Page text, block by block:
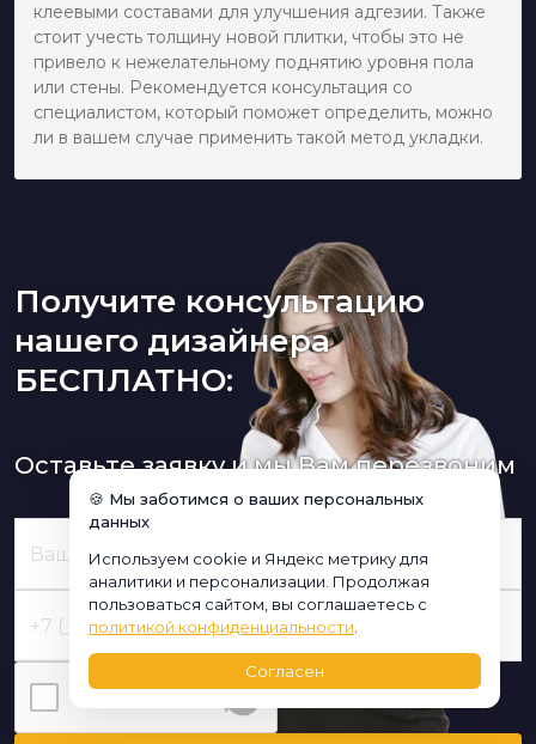
клеевыми составами для улучшения адгезии. Также
стоит учесть толщину новой плитки, чтобы это не
привело к нежелательному поднятию уровня пола
или стены. Рекомендуется консультация со
специалистом, который поможет определить, можно
ли в вашем случае применить такой метод укладки.
Получите консультацию
нашего дизайнера
БЕСПЛАТНО:
Оставьте заявку и мы Вам перезвоним
🍪 Мы заботимся о ваших персональных
данных
Используем cookie и Яндекс метрику для
аналитики и персонализации. Продолжая
пользоваться сайтом, вы соглашаетесь с
политикой конфиденциальности
Согласен